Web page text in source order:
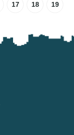
17 18 19